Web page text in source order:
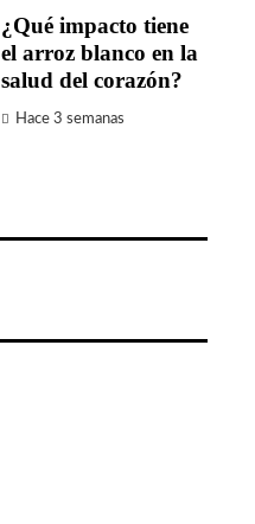
¿Qué impacto tiene
el arroz blanco en la
salud del corazón?
Hace 3 semanas